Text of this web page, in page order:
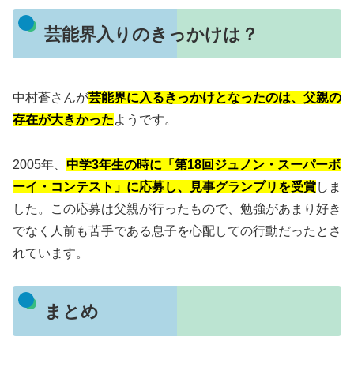
芸能界入りのきっかけは？
中村蒼さんが芸能界に入るきっかけとなったのは、父親の
存在が大きかったようです。
2005年、 中学3年生の時に「第18回ジュノン・スーパーボ
ーイ・コンテスト」に応募し、見事グランプリを受賞しま
した。
この応募は父親が行ったもので、勉強があまり好き
でなく人前も苦手である息子を心配しての行動だったとさ
れています。
まとめ